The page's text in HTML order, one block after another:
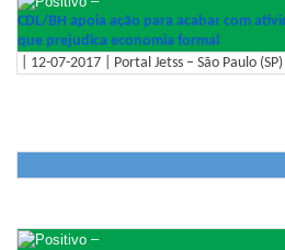
CDL/BH apoia ação para acabar com
que prejudica economia formal
| 12-07-2017 | Portal Jetss – São Paulo
–